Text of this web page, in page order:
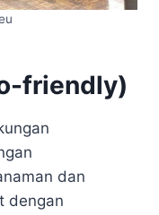
friendly)
dan
dengan